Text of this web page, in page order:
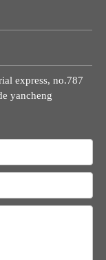
express, no.787
yancheng